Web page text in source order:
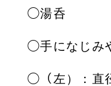
◯湯呑
◯手になじみ
◯（左）：直